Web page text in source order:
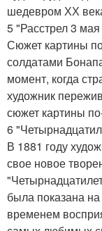
шедевром ХХ
5 "Расстрел 3
Сюжет картины
солдатами
момент, когда
художник
сюжет картины
6
В 1881 году
свое новое
была показана
временем